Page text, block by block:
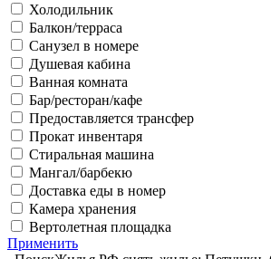
Холодильник
Балкон/терраса
Санузел в номере
Душевая кабина
Ванная комната
Бар/ресторан/кафе
Предоставляется трансфер
Прокат инвентаря
Стиральная машина
Мангал/барбекю
Доставка еды в номер
Камера хранения
Вертолетная площадка
Применить